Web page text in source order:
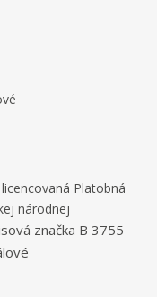
Platobná
národnej
značka B 3755